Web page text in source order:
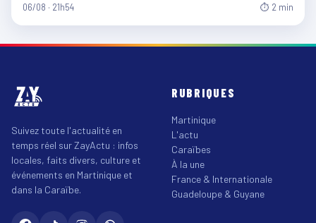
06/08 · 21h54 ⏱ 2 min
Suivez toute l'actualité en
temps réel sur ZayActu : infos
locales, faits divers, culture et
événements en Martinique et
dans la Caraïbe.
RUBRIQUES
Martinique
L'actu
Caraïbes
À la une
France & Internationale
Guadeloupe & Guyane